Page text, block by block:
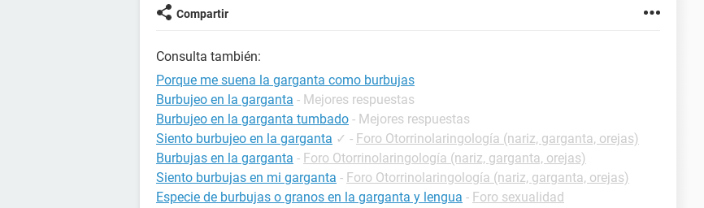
Compartir
Consulta también:
Porque me suena la garganta como burbujas
Burbujeo en la garganta - Mejores respuestas
Burbujeo en la garganta tumbado - Mejores respuestas
Siento burbujeo en la garganta ✓ - Foro Otorrinolaringología (nariz, garganta, orejas)
Burbujas en la garganta - Foro Otorrinolaringología (nariz, garganta, orejas)
Siento burbujas en mi garganta - Foro Otorrinolaringología (nariz, garganta, orejas)
Especie de burbujas o granos en la garganta y lengua - Foro sexualidad